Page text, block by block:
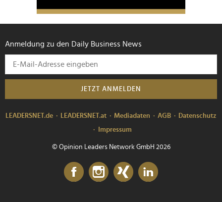
Anmeldung zu den Daily Business News
JETZT ANMELDEN
LEADERSNET.de LEADERSNET.at Mediadaten AGB
Datenschutz
Impressum
© Opinion Leaders Network GmbH 2026